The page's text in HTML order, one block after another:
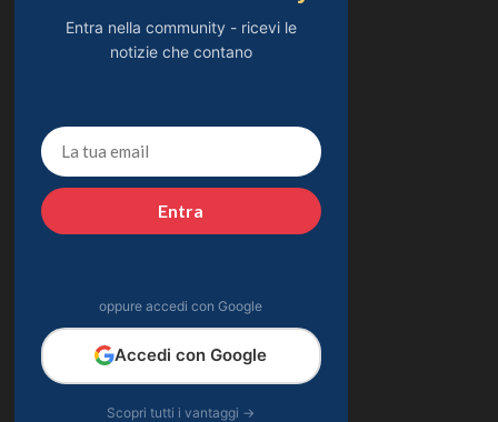
Entra nella community - ricevi le
notizie che contano
Entra
oppure accedi con Google
Accedi con Google
Scopri tutti i vantaggi →